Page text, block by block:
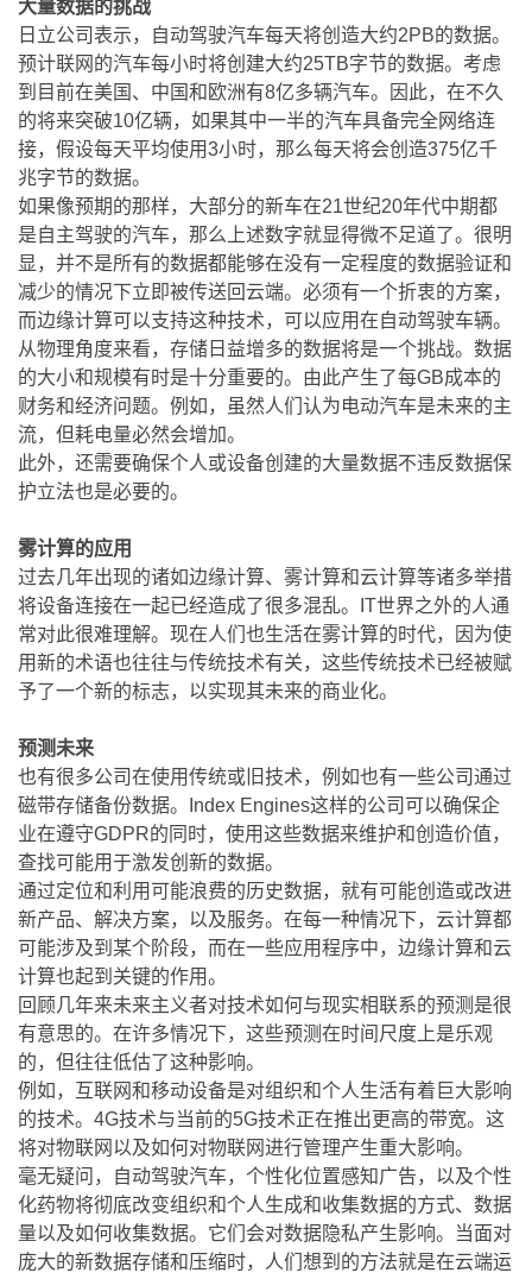
大量数据的挑战
日立公司表示，自动驾驶汽车每天将创造大约2PB的数据。
预计联网的汽车每小时将创建大约25TB字节的数据。考虑
到目前在美国、中国和欧洲有8亿多辆汽车。因此，在不久
的将来突破10亿辆，如果其中一半的汽车具备完全网络连
接，假设每天平均使用3小时，那么每天将会创造375亿千
兆字节的数据。
如果像预期的那样，大部分的新车在21世纪20年代中期都
是自主驾驶的汽车，那么上述数字就显得微不足道了。很明
显，并不是所有的数据都能够在没有一定程度的数据验证和
减少的情况下立即被传送回云端。必须有一个折衷的方案，
而边缘计算可以支持这种技术，可以应用在自动驾驶车辆。
从物理角度来看，存储日益增多的数据将是一个挑战。数据
的大小和规模有时是十分重要的。由此产生了每GB成本的
财务和经济问题。例如，虽然人们认为电动汽车是未来的主
流，但耗电量必然会增加。
此外，还需要确保个人或设备创建的大量数据不违反数据保
护立法也是必要的。
雾计算的应用
过去几年出现的诸如边缘计算、雾计算和云计算等诸多举措
将设备连接在一起已经造成了很多混乱。IT世界之外的人通
常对此很难理解。现在人们也生活在雾计算的时代，因为使
用新的术语也往往与传统技术有关，这些传统技术已经被赋
予了一个新的标志，以实现其未来的商业化。
预测未来
也有很多公司在使用传统或旧技术，例如也有一些公司通过
磁带存储备份数据。Index Engines这样的公司可以确保企
业在遵守GDPR的同时，使用这些数据来维护和创造价值，
查找可能用于激发创新的数据。
通过定位和利用可能浪费的历史数据，就有可能创造或改进
新产品、解决方案，以及服务。在每一种情况下，云计算都
可能涉及到某个阶段，而在一些应用程序中，边缘计算和云
计算也起到关键的作用。
回顾几年来未来主义者对技术如何与现实相联系的预测是很
有意思的。在许多情况下，这些预测在时间尺度上是乐观
的，但往往低估了这种影响。
例如，互联网和移动设备是对组织和个人生活有着巨大影响
的技术。4G技术与当前的5G技术正在推出更高的带宽。这
将对物联网以及如何对物联网进行管理产生重大影响。
毫无疑问，自动驾驶汽车，个性化位置感知广告，以及个性
化药物将彻底改变组织和个人生成和收集数据的方式、数据
量以及如何收集数据。它们会对数据隐私产生影响。当面对
庞大的新数据存储和压缩时，人们想到的方法就是在云端运